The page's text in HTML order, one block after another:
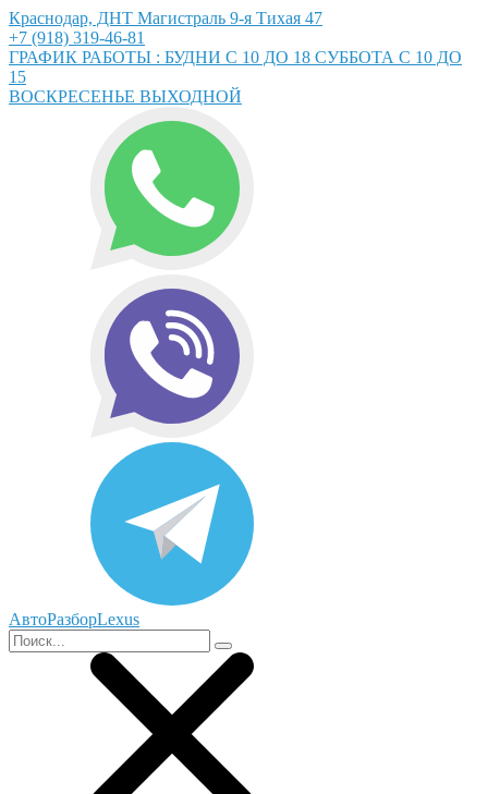
Краснодар, ДНТ Магистраль 9-я Тихая 47
+7 (918) 319-46-81
ГРАФИК РАБОТЫ : БУДНИ С 10 ДО 18 СУББОТА С 10 ДО
15
ВОСКРЕСЕНЬЕ ВЫХОДНОЙ
АвтоРазборLexus